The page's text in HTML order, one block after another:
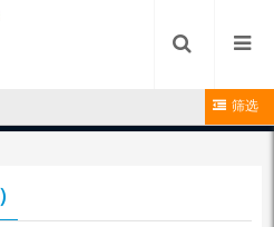
筛选